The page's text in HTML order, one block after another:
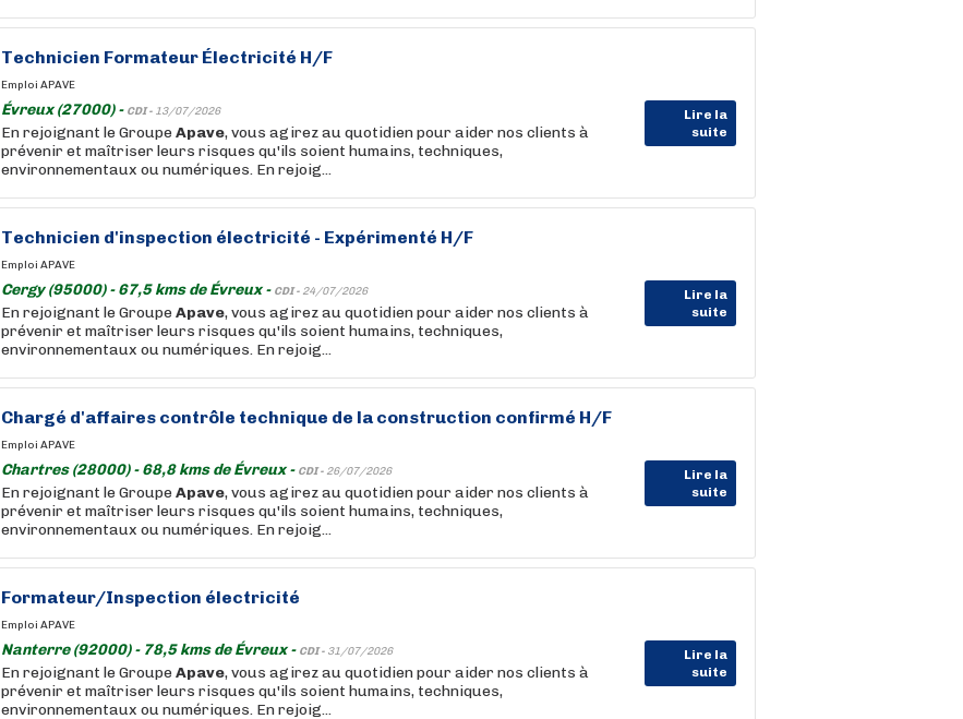
Technicien Formateur Électricité H/F
Emploi APAVE
Évreux (27000) - CDI - 13/07/2026
Lire la
suite
En rejoignant le GroupeApave, vous agirez au quotidien pour aider nos clients à
prévenir et maîtriser leurs risques qu'ils soient humains, techniques,
environnementaux ou numériques. En rejoig...
Technicien d'inspection électricité - Expérimenté H/F
Emploi APAVE
Cergy (95000) - 67,5 kms de Évreux - CDI - 24/07/2026
Lire la
suite
En rejoignant le GroupeApave, vous agirez au quotidien pour aider nos clients à
prévenir et maîtriser leurs risques qu'ils soient humains, techniques,
environnementaux ou numériques. En rejoig...
Chargé d'affaires contrôle technique de la construction confirmé H/F
Emploi APAVE
Chartres (28000) - 68,8 kms de Évreux - CDI - 26/07/2026
Lire la
suite
En rejoignant le GroupeApave, vous agirez au quotidien pour aider nos clients à
prévenir et maîtriser leurs risques qu'ils soient humains, techniques,
environnementaux ou numériques. En rejoig...
Formateur/Inspection électricité
Emploi APAVE
Nanterre (92000) - 78,5 kms de Évreux - CDI - 31/07/2026
Lire la
suite
En rejoignant le GroupeApave, vous agirez au quotidien pour aider nos clients à
prévenir et maîtriser leurs risques qu'ils soient humains, techniques,
environnementaux ou numériques. En rejoig...